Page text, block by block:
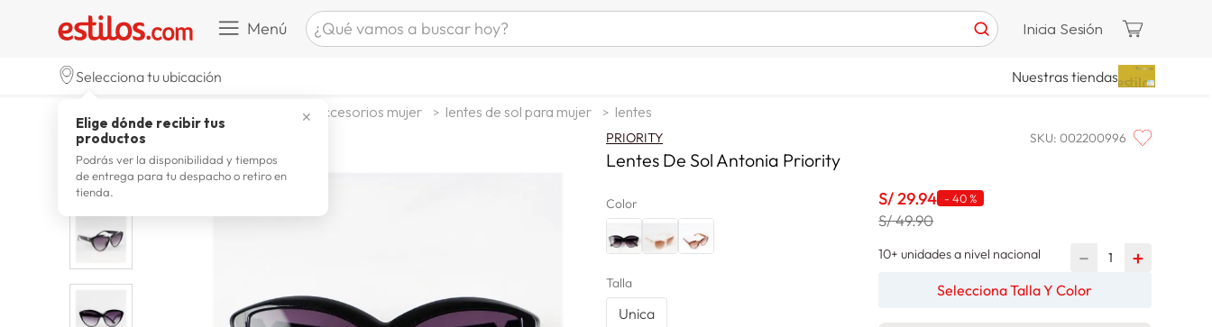
Menú ¿Qué vamos a buscar hoy?
zapatillas mujer
8. terrex
Inicia Sesión
Selecciona tu ubicación
✕
Elige dónde recibir tus
productos
Podrás ver la disponibilidad y tiempos
de entrega para tu despacho o retiro en
tienda.
Nuestras tiendas
accesorios mujer lentes de sol para mujer lentes
PRIORITY SKU: 002200996
Lentes De Sol Antonia Priority
Color
Talla
Unica
S/29.94 -40 %
S/ 49.90
10+ unidades a nivel nacional ＋
－
Selecciona Talla Y Color